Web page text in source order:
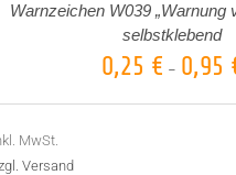
Warnzeichen W039 „Warnung
selbstklebend
0,25 € – 0,95
MwSt.
Versand